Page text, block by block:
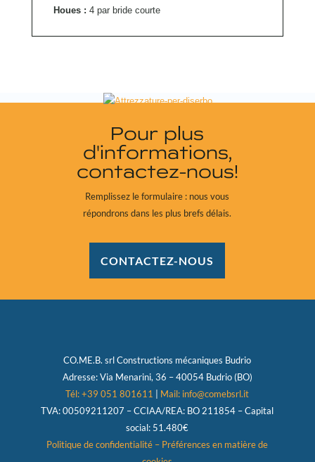
Houes : 4 par bride courte
Pour plus
d'informations,
contactez-nous!
Remplissez le formulaire : nous vous
répondrons dans les plus brefs délais.
CONTACTEZ-NOUS
CO.ME.B. srlConstructions mécaniques Budrio
Adresse:Via Menarini, 36 – 40054 Budrio (BO)
Tél: +39 051 801611
Mail: info@comebsrl.it
TVA:00509211207 – CCIAA/REA: BO 211854 – Capital
social: 51.480€
Politique de confidentialité – Préférences en matière de